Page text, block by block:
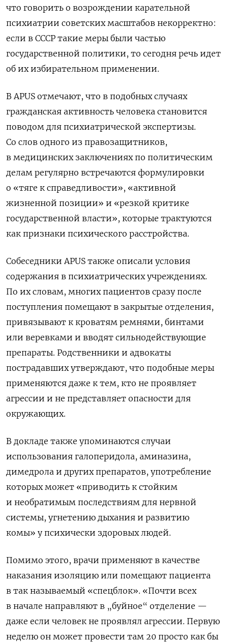
что говорить о возрождении карательной
психиатрии советских масштабов некорректно:
если в СССР такие меры были частью
государственной политики, то сегодня речь идет
об их избирательном применении.
В APUS отмечают, что в подобных случаях
гражданская активность человека становится
поводом для психиатрической экспертизы.
Со слов одного из правозащитников,
в медицинских заключениях по политическим
делам регулярно встречаются формулировки
о «тяге к справедливости», «активной
жизненной позиции» и «резкой критике
государственной власти», которые трактуются
как признаки психического расстройства.
Собеседники APUS также описали условия
содержания в психиатрических учреждениях.
По их словам, многих пациентов сразу после
поступления помещают в закрытые отделения,
привязывают к кроватям ремнями, бинтами
или веревками и вводят сильнодействующие
препараты. Родственники и адвокаты
пострадавших утверждают, что подобные меры
применяются даже к тем, кто не проявляет
агрессии и не представляет опасности для
окружающих.
В докладе также упоминаются случаи
использования галоперидола, аминазина,
димедрола и других препаратов, употребление
которых может «приводить к стойким
и необратимым последствиям для нервной
системы, угнетению дыхания и развитию
комы» у психически здоровых людей.
Помимо этого, врачи применяют в качестве
наказания изоляцию или помещают пациента
в так называемый «спецблок». «Почти всех
в начале направляют в „буйное“ отделение —
даже если человек не проявлял агрессии. Первую
неделю он может провести там 20 просто как бы